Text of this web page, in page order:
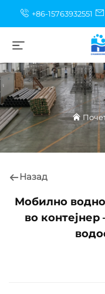
+86-15763932551
Назад
Мобилно
во